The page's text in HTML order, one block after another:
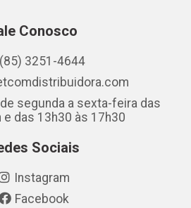
Conosco
(85) 3251-4644
segunda a sexta-feira das
e das 13h30 às 17h30
Sociais
Instagram
Facebook